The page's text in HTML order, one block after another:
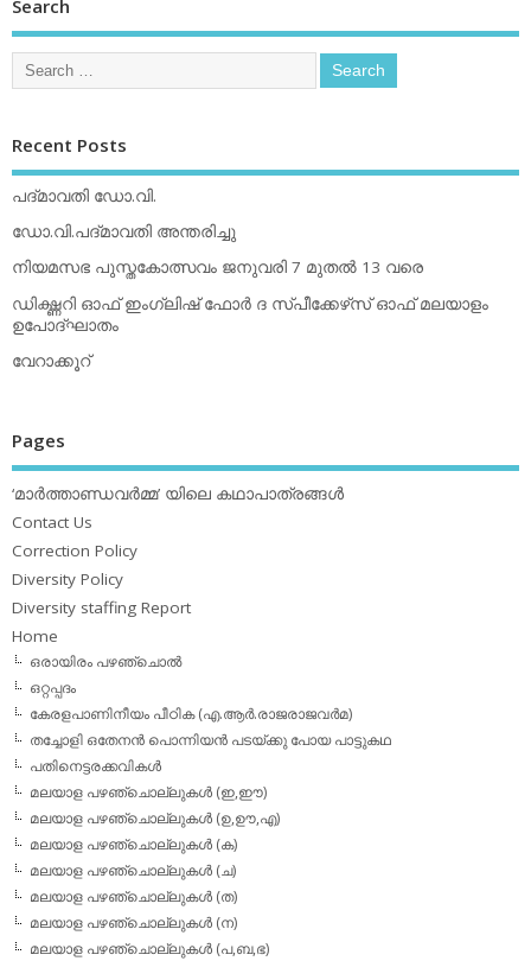
Search
Recent Posts
പദ്മാവതി ഡോ.വി.
ഡോ.വി.പദ്മാവതി അന്തരിച്ചു
നിയമസഭ പുസ്തകോത്സവം ജനുവരി 7 മുതല്‍ 13 വരെ
ഡിക്ഷ്ണറി ഓഫ് ഇംഗ്ലിഷ് ഫോര്‍ ദ സ്പീക്കേഴ്‌സ് ഓഫ് മലയാളം
ഉപോദ്ഘാതം
വേറാക്കൂറ്
Pages
‘മാര്‍ത്താണ്ഡവര്‍മ്മ’ യിലെ കഥാപാത്രങ്ങള്‍
Contact Us
Correction Policy
Diversity Policy
Diversity staffing Report
Home
ഒരായിരം പഴഞ്ചൊല്‍
ഒറ്റപ്പദം
കേരളപാണിനീയം പീഠിക (എ.ആര്‍.രാജരാജവര്‍മ)
തച്ചോളി ഒതേനൻ പൊന്നിയൻ പടയ്‌ക്കു പോയ പാട്ടുകഥ
പതിനെട്ടരക്കവികള്‍
മലയാള പഴഞ്ചൊല്ലുകള്‍ (ഇ,ഈ)
മലയാള പഴഞ്ചൊല്ലുകള്‍ (ഉ,ഊ,എ)
മലയാള പഴഞ്ചൊല്ലുകള്‍ (ക)
മലയാള പഴഞ്ചൊല്ലുകള്‍ (ച)
മലയാള പഴഞ്ചൊല്ലുകള്‍ (ത)
മലയാള പഴഞ്ചൊല്ലുകള്‍ (ന)
മലയാള പഴഞ്ചൊല്ലുകള്‍ (പ,ബ,ഭ)